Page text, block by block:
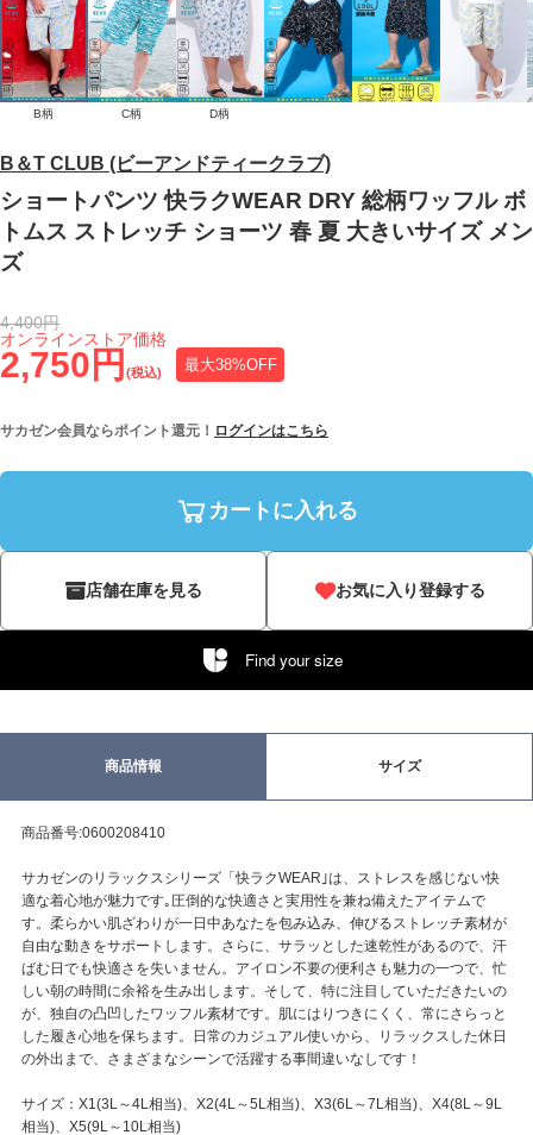
B＆T CLUB (ビーアンドティークラブ)
ショートパンツ 快ラクWEAR DRY 総柄ワッフル ボ
トムス ストレッチ ショーツ 春 夏 大きいサイズ メン
ズ
2,750円 (税込) 最大38%OFF
オンラインストア価格
4,400円
サカゼン会員ならポイント還元！ ログインはこちら
カートに入れる
店舗在庫を見る お気に入り登録する
Find your size
B柄 C柄 D柄
商品情報 サイズ
商品番号:0600208410
サカゼンのリラックスシリーズ「快ラクWEAR｣は、ストレスを感じない快
適な着心地が魅力です｡圧倒的な快適さと実用性を兼ね備えたアイテムで
す。柔らかい肌ざわりが一日中あなたを包み込み、伸びるストレッチ素材が
自由な動きをサポートします。さらに、サラッとした速乾性があるので、汗
ばむ日でも快適さを失いません。アイロン不要の便利さも魅力の一つで、忙
しい朝の時間に余裕を生み出します。そして、特に注目していただきたいの
が、独自の凸凹したワッフル素材です。肌にはりつきにくく、常にさらっと
した履き心地を保ちます。日常のカジュアル使いから、リラックスした休日
の外出まで、さまざまなシーンで活躍する事間違いなしです！
サイズ：X1(3L～4L相当)、X2(4L～5L相当)、X3(6L～7L相当)、X4(8L～9L
相当)、X5(9L～10L相当)